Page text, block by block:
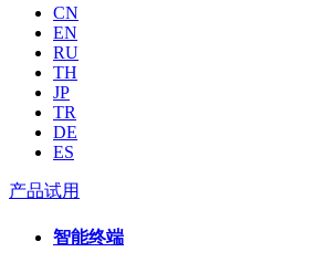
CN
EN
RU
TH
JP
TR
DE
ES
产品试用
智能终端